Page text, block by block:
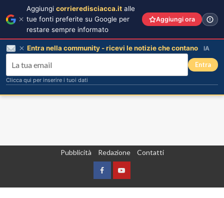
Pubblicità Redazione Contatti
FacebookYountube
Aggiungi corrieredisciacca.it alle
tue fonti preferite su Google per
restare sempre informato
Aggiungi ora
Entra nella community - ricevi le notizie che contano IA
Entra
Clicca qui per inserire i tuoi dati